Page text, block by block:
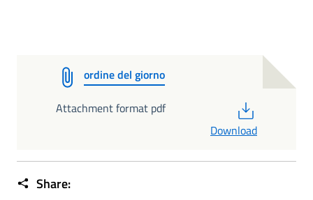
ordine del giorno
Attachment format pdf
Download
Share: